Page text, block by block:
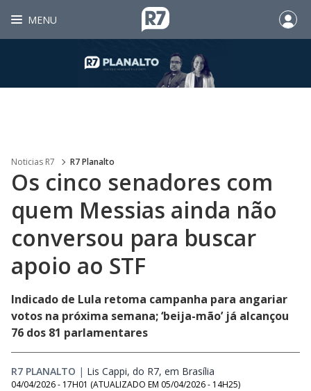
MENU
Noticias R7 R7 Planalto
Os cinco senadores com
quem Messias ainda não
conversou para buscar
apoio ao STF
Indicado de Lula retoma campanha para angariar
votos na próxima semana; ‘beija-mão’ já alcançou
76 dos 81 parlamentares
R7 PLANALTO | Lis Cappi, do R7, em Brasília
04/04/2026 - 17H01 (ATUALIZADO EM 05/04/2026 - 14H25)